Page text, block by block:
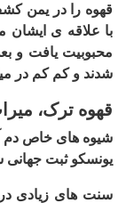
قهوه را در یمن
با علاقه ی ایشان
محبوبیت یافت و
شدند و کم کم در
قهوه ترک،
شیوه های خاص دم
یونسکو ثبت
​سنت های زیادی